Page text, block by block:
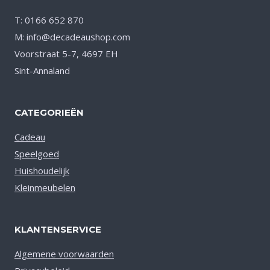
T: 0166 652 870
M: info@decadeaushop.com
Voorstraat 5-7, 4697 EH
Sint-Annaland
CATEGORIEËN
Cadeau
Speelgoed
Huishoudelijk
Kleinmeubelen
KLANTENSERVICE
Algemene voorwaarden